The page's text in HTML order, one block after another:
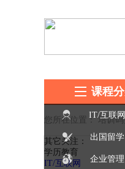
课程
IT/互联网
出国留学
企业管理
您所在位置：培训码
其它关注：
学历教育
IT/互联网